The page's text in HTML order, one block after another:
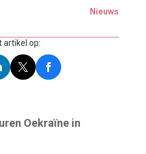
Nieuws
artikel op:
Oekraïne in